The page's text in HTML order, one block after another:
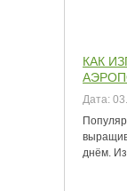
КАК
Дата:
днём.